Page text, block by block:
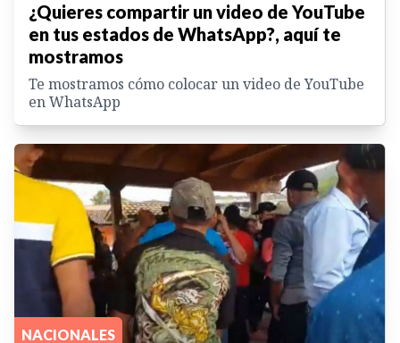
¿Quieres compartir un video de YouTube
en tus estados de WhatsApp?, aquí te
mostramos
Te mostramos cómo colocar un video de YouTube
en WhatsApp
NACIONALES